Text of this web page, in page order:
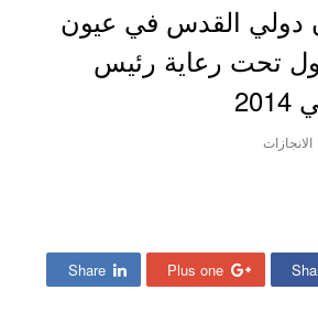
دولي القدس في عيون
تحت رعاية رئيس
الانجازات
Plus one
Share